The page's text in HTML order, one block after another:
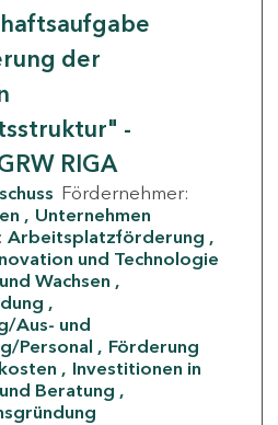
der
-
RIGA
Fördernehmer:
Unternehmen
Arbeitsplatzförderung
und Technologie
Wachsen
Aus- und
Personal
Förderung
Investitionen in
Beratung